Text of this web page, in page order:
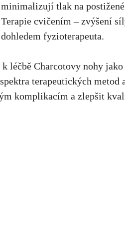
minimalizují‌ tlak na
Terapie cvičením – zvýšení‍
dohledem fyzioterapeuta.
‍léčbě Charcotovy nohy
terapeutických⁤
komplikacím a zlepšit